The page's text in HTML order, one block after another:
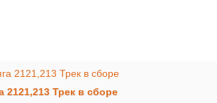
2121,213 Трек в сборе